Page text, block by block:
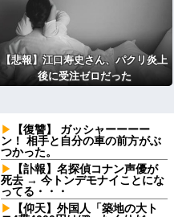
【悲報】江口寿史さん、パクリ炎上
後に受注ゼロだった
【復讐】 ガッシャーーーー
ン！ 相手と自分の車の前方がぶ
つかった。
【訃報】名探偵コナン声優が
死去 → 今トンデモナイことにな
ってる・・・
【仰天】外国人「築地の大ト